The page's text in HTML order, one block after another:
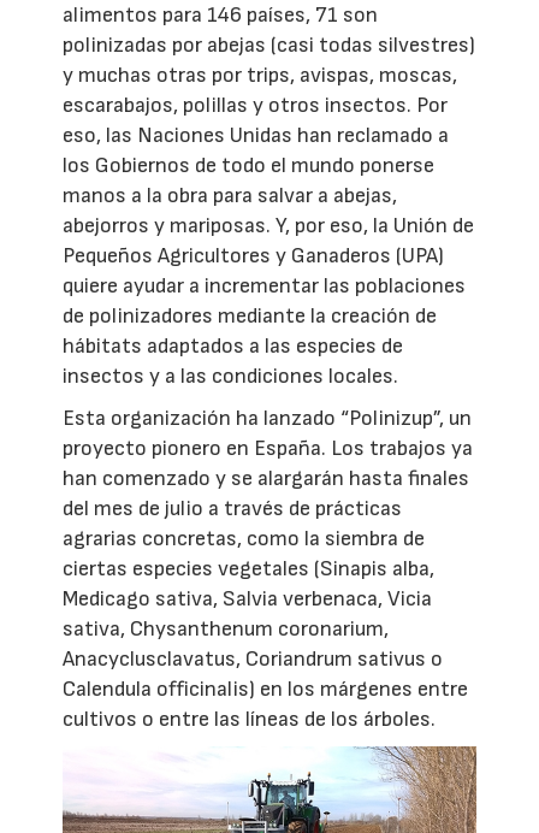
alimentos para 146 países, 71 son
polinizadas por abejas (casi todas silvestres)
y muchas otras por trips, avispas, moscas,
escarabajos, polillas y otros insectos. Por
eso, las Naciones Unidas han reclamado a
los Gobiernos de todo el mundo ponerse
manos a la obra para salvar a abejas,
abejorros y mariposas. Y, por eso, la Unión de
Pequeños Agricultores y Ganaderos (UPA)
quiere ayudar a incrementar las poblaciones
de polinizadores mediante la creación de
hábitats adaptados a las especies de
insectos y a las condiciones locales.
Esta organización ha lanzado “Polinizup”, un
proyecto pionero en España. Los trabajos ya
han comenzado y se alargarán hasta finales
del mes de julio a través de prácticas
agrarias concretas, como la siembra de
ciertas especies vegetales (Sinapis alba,
Medicago sativa, Salvia verbenaca, Vicia
sativa, Chysanthenum coronarium,
Anacyclusclavatus, Coriandrum sativus o
Calendula officinalis) en los márgenes entre
cultivos o entre las líneas de los árboles.